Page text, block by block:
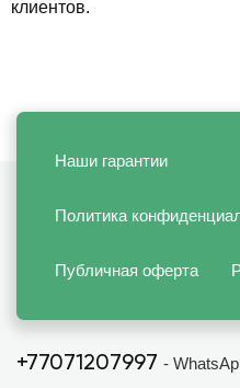
клиентов.
Наши гарантии
Политика
Публичная оферта
+77071207997 -